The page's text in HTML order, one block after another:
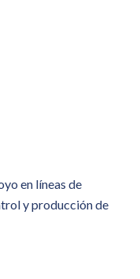
en líneas de
y producción de